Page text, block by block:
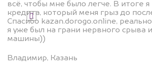
всё, чтобы мне было легче. В итоге я
кредита, который меня грыз до
Спасибо kazan.dorogo.online,
я уже был на грани нервного срыва
машины))
Владимир, Казань
Я даю согласие на
персональных данных и
политикой